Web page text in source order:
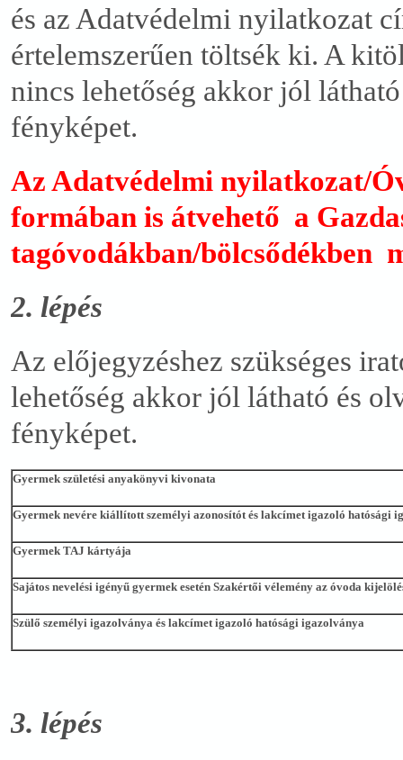
és az Adatvédelmi nyilatkozat
értelemszerűen töltsék ki. A
nincs lehetőség akkor jól
fényképet.
Az Adatvédelmi nyilatkozat/
formában is átvehető a
tagóvodákban/bölcsődékben
2. lépés
Az előjegyzéshez szükséges
lehetőség akkor jól látható és
fényképet.
Gyermek születési anyakönyvi kivonata
Gyermek nevére kiállított személyi azonosítót és lakcímet igazoló hatósági
Gyermek TAJ kártyája
Sajátos nevelési igényű gyermek esetén Szakértői vélemény az óvoda kijelölé
Szülő személyi igazolványa és lakcímet igazoló hatósági igazolványa
3. lépés